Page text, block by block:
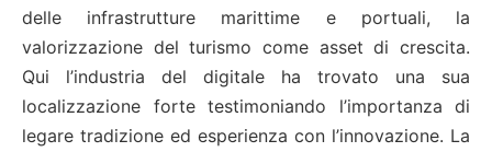
delle infrastrutture marittime e portuali, la
valorizzazione del turismo come asset di crescita.
Qui l’industria del digitale ha trovato una sua
localizzazione forte testimoniando l’importanza di
legare tradizione ed esperienza con l’innovazione. La